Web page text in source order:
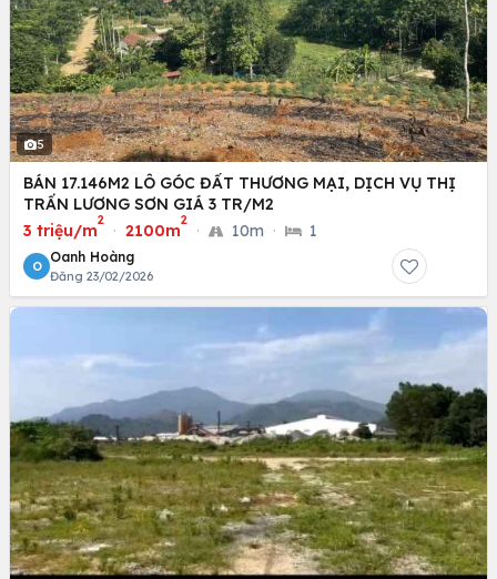
5
BÁN 17.146M2 LÔ GÓC ĐẤT THƯƠNG MẠI, DỊCH VỤ THỊ
TRẤN LƯƠNG SƠN GIÁ 3 TR/M2
3 triệu/m
2
· 2100m
2
· 10m · 1
O
Oanh Hoàng
Đăng 23/02/2026